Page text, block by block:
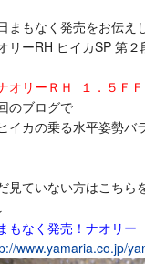
まもなく発売をお伝え
リーRH ヒイカSP 第２
ナオリーＲＨ １．５Ｆ
のブログで
ヒイカの乗る水平姿勢バ
見ていない方はこちら
まもなく発売！ナオリ
www.yamaria.co.jp/